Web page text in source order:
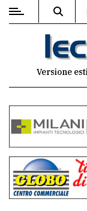
MENU
commenti
Contenuti
del
sito
Versione